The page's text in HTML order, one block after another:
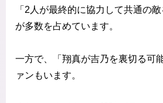
「2人が最終的に協力して共通の
が多数を占めています。
一方で、「翔真が吉乃を裏切る可
ァンもいます。